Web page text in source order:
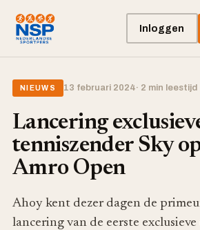
Inloggen
NIEUWS 13 februari 2024· 2 min leestijd
Lancering
tenniszender Sky
Amro Open
Ahoy kent dezer dagen de
lancering van de eerste